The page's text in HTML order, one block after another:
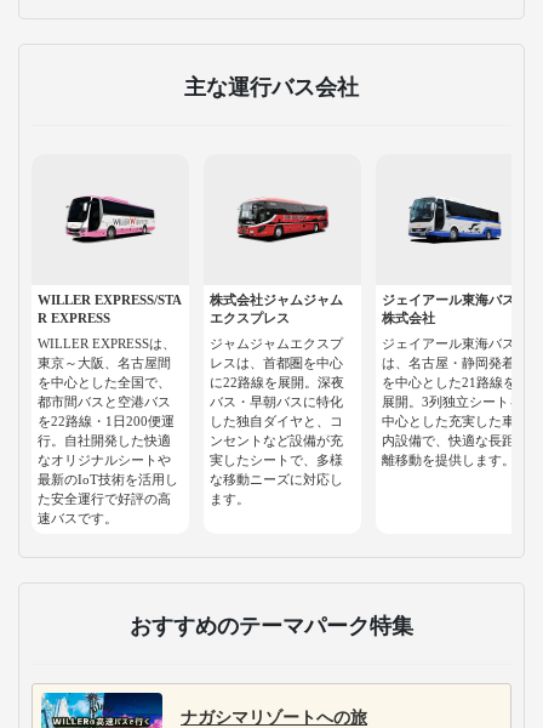
主な運行バス会社
WILLER EXPRESS/STA
R EXPRESS
WILLER EXPRESSは、
東京～大阪、名古屋間
を中心とした全国で、
都市間バスと空港バス
を22路線・1日200便運
行。自社開発した快適
なオリジナルシートや
最新のIoT技術を活用し
た安全運行で好評の高
速バスです。
株式会社ジャムジャム
エクスプレス
ジャムジャムエクスプ
レスは、首都圏を中心
に22路線を展開。深夜
バス・早朝バスに特化
した独自ダイヤと、コ
ンセントなど設備が充
実したシートで、多様
な移動ニーズに対応し
ます。
ジェイアール東海バス
株式会社
ジェイアール東海バス
は、名古屋・静岡発着
を中心とした21路線を
展開。3列独立シートを
中心とした充実した車
内設備で、快適な長距
離移動を提供します。
おすすめのテーマパーク特集
ナガシマリゾートへの旅